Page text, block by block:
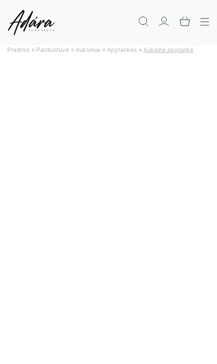
Pradinis » Parduotuve » Auksiniai » Apyrankės » Auksinė apyrankė